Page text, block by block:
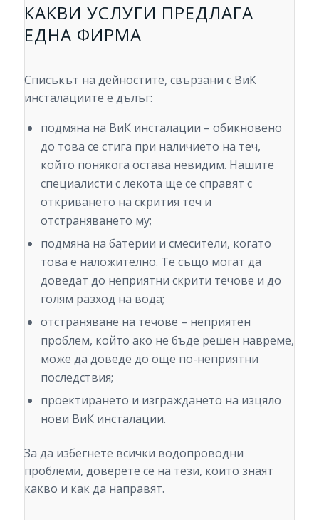
КАКВИ УСЛУГИ ПРЕДЛАГА
ЕДНА ФИРМА
Списъкът на дейностите, свързани с ВиК
инсталациите е дълъг:
подмяна на ВиК инсталации – обикновено
до това се стига при наличието на теч,
който понякога остава невидим. Нашите
специалисти с лекота ще се справят с
откриването на скрития теч и
отстраняването му;
подмяна на батерии и смесители, когато
това е наложително. Те също могат да
доведат до неприятни скрити течове и до
голям разход на вода;
отстраняване на течове – неприятен
проблем, който ако не бъде решен навреме,
може да доведе до още по-неприятни
последствия;
проектирането и изграждането на изцяло
нови ВиК инсталации.
За да избегнете всички водопроводни
проблеми, доверете се на тези, които знаят
какво и как да направят.